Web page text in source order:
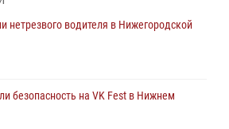
безопасность на VK Fest в Нижнем
нетрезвого водителя в Нижегородской
безопасность на VK Fest в Нижнем